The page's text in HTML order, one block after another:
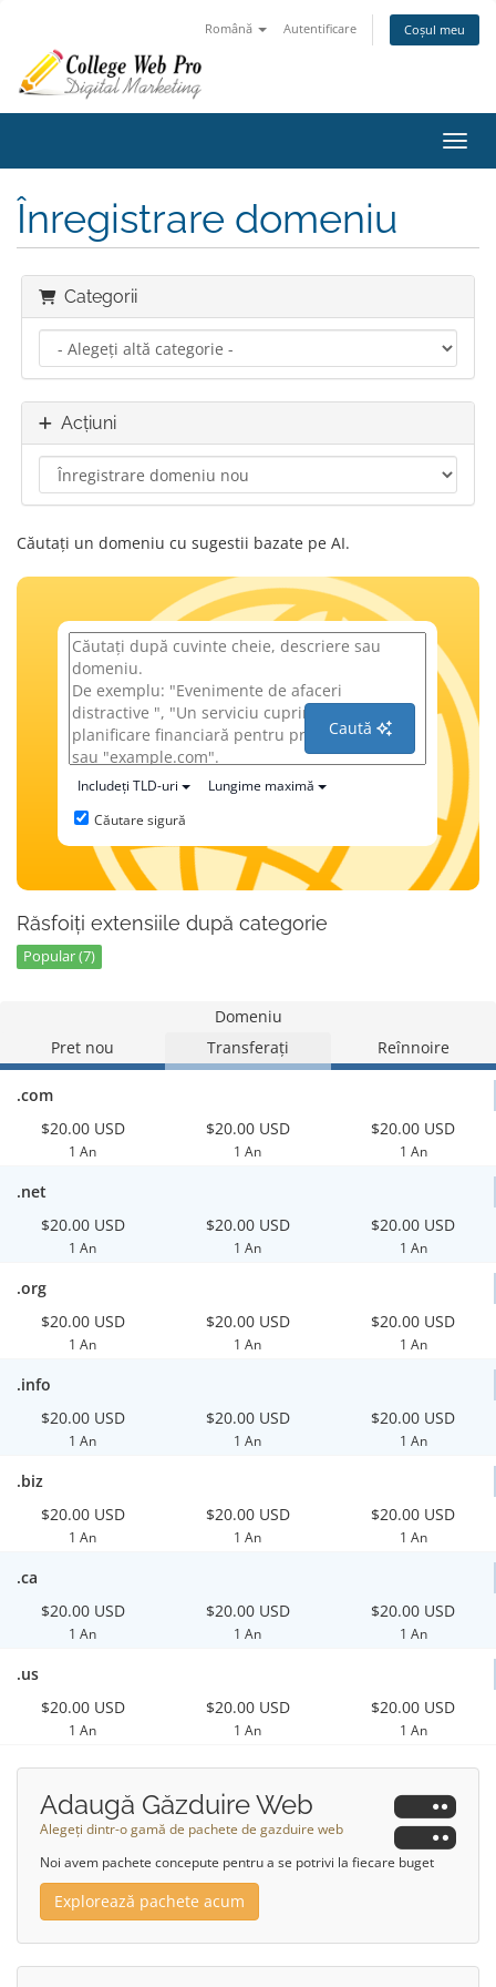
Română Autentificare Coșul meu
Înregistrare domeniu
Categorii
Acțiuni
Căutați un domeniu cu sugestii bazate pe AI.
Caută
Includeți TLD-uri
Lungime maximă
Căutare sigură
Răsfoiți extensiile după categorie
Popular (7)
Domeniu
Pret nou
Transferați Reînnoire
.com
$20.00 USD
1 An
$20.00 USD
1 An
$20.00 USD
1 An
.net
$20.00 USD
1 An
$20.00 USD
1 An
$20.00 USD
1 An
.org
$20.00 USD
1 An
$20.00 USD
1 An
$20.00 USD
1 An
.info
$20.00 USD
1 An
$20.00 USD
1 An
$20.00 USD
1 An
.biz
$20.00 USD
1 An
$20.00 USD
1 An
$20.00 USD
1 An
.ca
$20.00 USD
1 An
$20.00 USD
1 An
$20.00 USD
1 An
.us
$20.00 USD
1 An
$20.00 USD
1 An
$20.00 USD
1 An
Adaugă Găzduire Web
Alegeți dintr-o gamă de pachete de gazduire web
Noi avem pachete concepute pentru a se potrivi la fiecare buget
Explorează pachete acum